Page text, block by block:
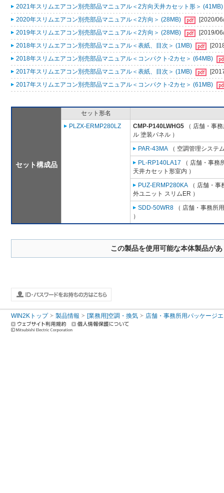
2021年スリムエアコン別売部品マニュアル＜2方向天井カセット形＞ (41MB)
2020年スリムエアコン別売部品マニュアル＜2方向＞ (28MB)
[2020/
2019年スリムエアコン別売部品マニュアル＜2方向＞ (28MB)
[2019/
2018年スリムエアコン別売部品マニュアル＜表紙、目次＞ (1MB)
2018年スリムエアコン別売部品マニュアル＜コンパクト-2カセ＞ (64MB)
2017年スリムエアコン別売部品マニュアル＜表紙、目次＞ (1MB)
2017年スリムエアコン別売部品マニュアル＜コンパクト-2カセ＞ (61MB)
セット構成品
セット形名
PLZX-ERMP280LZ
CMP-P140LWHG5 （ 店舗・事
ル 塗装パネル ）
PAR-43MA （ 空調管理システ
PL-RP140LA17 （ 店舗・事務
天井カセット形室内 ）
PUZ-ERMP280KA （ 店舗・
外ユニット スリムER ）
SDD-50WR8 （ 店舗・事務所
）
この製品を使用可能な本体製品が
WIN2Kトップ 製品情報 [業務用]空調・換気 店舗・事務所用パッケージ